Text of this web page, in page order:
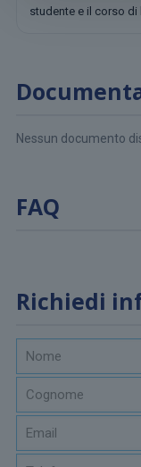
studente e il corso di
Nessun documento
FAQ
Richiedi